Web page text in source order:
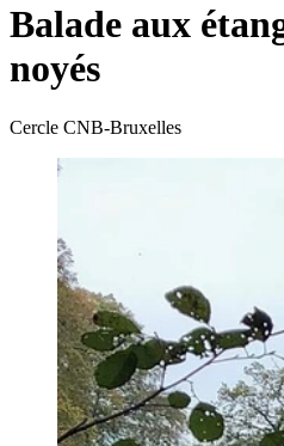
Balade aux
noyés
Cercle CNB-Bruxelles